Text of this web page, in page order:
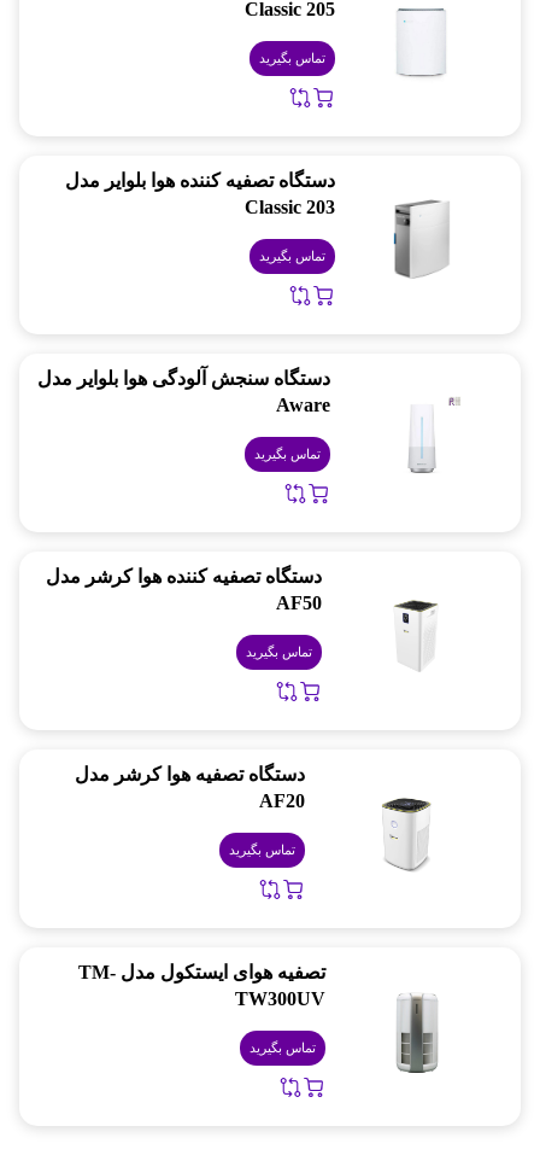
Classic 205
تماس بگیرید
دستگاه تصفیه کننده هوا بلوایر مدل
Classic 203
تماس بگیرید
دستگاه سنجش آلودگی هوا بلوایر مدل
Aware
تماس بگیرید
دستگاه تصفیه کننده هوا کرشر مدل
AF50
تماس بگیرید
دستگاه تصفیه هوا کرشر مدل
AF20
تماس بگیرید
تصفیه هوای ایستکول مدل TM-
TW300UV
تماس بگیرید